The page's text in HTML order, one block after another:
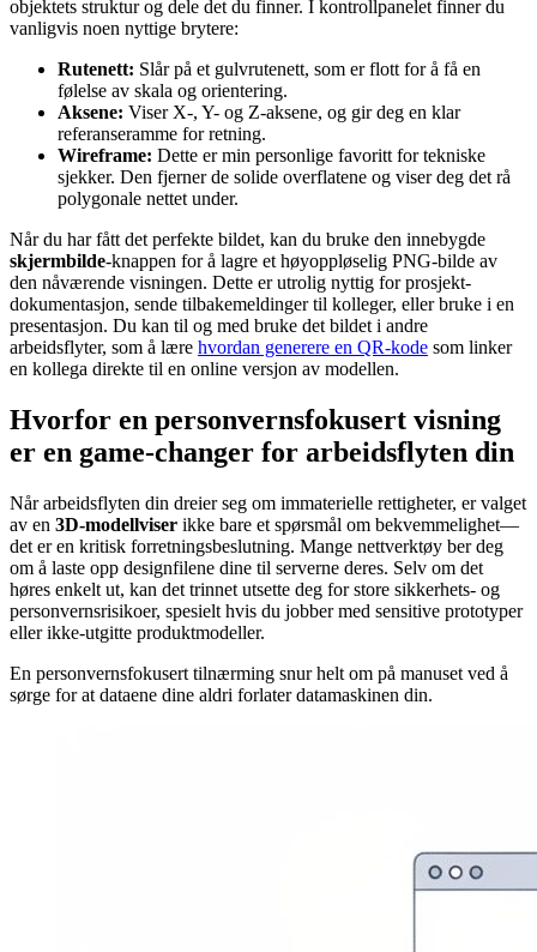
objektets struktur og dele det du finner. I kontrollpanelet finner du
vanligvis noen nyttige brytere:
Rutenett: Slår på et gulvrutenett, som er flott for å få en
følelse av skala og orientering.
Aksene: Viser X-, Y- og Z-aksene, og gir deg en klar
referanseramme for retning.
Wireframe: Dette er min personlige favoritt for tekniske
sjekker. Den fjerner de solide overflatene og viser deg det rå
polygonale nettet under.
Når du har fått det perfekte bildet, kan du bruke den innebygde
skjermbilde-knappen for å lagre et høyoppløselig PNG-bilde av
den nåværende visningen. Dette er utrolig nyttig for prosjekt-
dokumentasjon, sende tilbakemeldinger til kolleger, eller bruke i en
presentasjon. Du kan til og med bruke det bildet i andre
arbeidsflyter, som å lære hvordan generere en QR-kode som linker
en kollega direkte til en online versjon av modellen.
Hvorfor en personvernsfokusert visning
er en game-changer for arbeidsflyten din
Når arbeidsflyten din dreier seg om immaterielle rettigheter, er valget
av en 3D-modellviser ikke bare et spørsmål om bekvemmelighet—
det er en kritisk forretningsbeslutning. Mange nettverktøy ber deg
om å laste opp designfilene dine til serverne deres. Selv om det
høres enkelt ut, kan det trinnet utsette deg for store sikkerhets- og
personvernsrisikoer, spesielt hvis du jobber med sensitive prototyper
eller ikke-utgitte produktmodeller.
En personvernsfokusert tilnærming snur helt om på manuset ved å
sørge for at dataene dine aldri forlater datamaskinen din.